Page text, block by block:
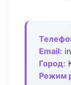
Email:
Город:
Режим